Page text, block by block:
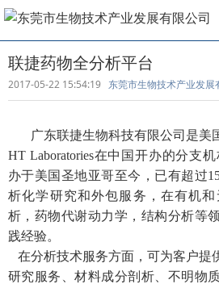
联捷药物全分析平台
2017-05-22 15:54:19 东莞市生物技术产业发展
广东联捷生物科技有限公司是美
HT Laboratories在中国开办的分支
办于美国圣地亚哥至今，已有超过
析化学研究和外包服务，在有机
析，药物代谢动力学，结构分析等
践经验。
在分析技术服务方面，可为客户提
研究服务、材料成分剖析、不明物